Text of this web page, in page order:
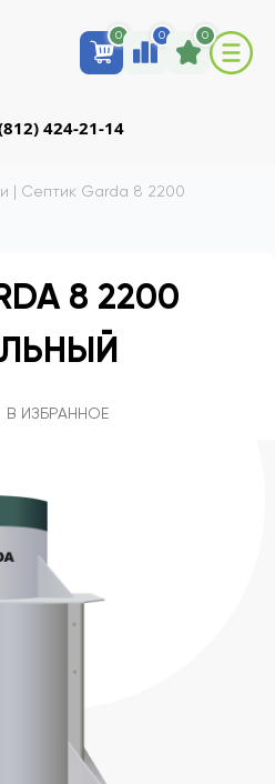
0 0 0
424-21-14
| Септик Garda 8 2200
8 2200
В ИЗБРАННОЕ